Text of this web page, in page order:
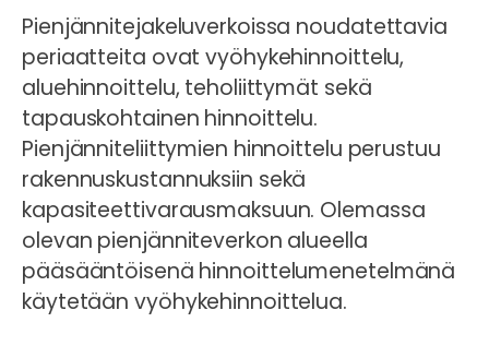
Pienjännitejakeluverkoissa noudatettavia
periaatteita ovat vyöhykehinnoittelu,
aluehinnoittelu, teholiittymät sekä
tapauskohtainen hinnoittelu.
Pienjänniteliittymien hinnoittelu perustuu
rakennuskustannuksiin sekä
kapasiteettivarausmaksuun. Olemassa
olevan pienjänniteverkon alueella
pääsääntöisenä hinnoittelumenetelmänä
käytetään vyöhykehinnoittelua.